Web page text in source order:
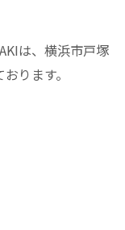
は、横浜市戸塚
ります。